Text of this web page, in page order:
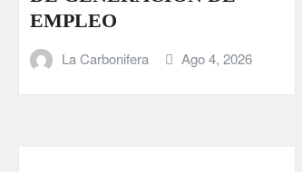
EMPLEO
La Carbonifera Ago 4, 2026